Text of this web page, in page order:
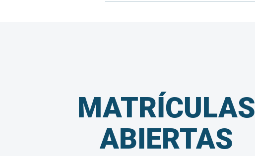
MATRÍCULAS
ABIERTAS